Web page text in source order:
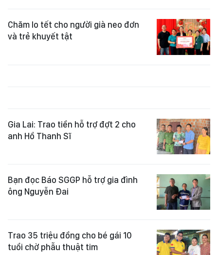
Chăm lo tết cho người già neo đơn
và trẻ khuyết tật
Gia Lai: Trao tiền hỗ trợ đợt 2 cho
anh Hồ Thanh Sĩ
Bạn đọc Báo SGGP hỗ trợ gia đình
ông Nguyễn Đai
Trao 35 triệu đồng cho bé gái 10
tuổi chờ phẫu thuật tim